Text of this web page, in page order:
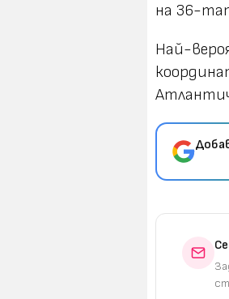
на 36-
Най-